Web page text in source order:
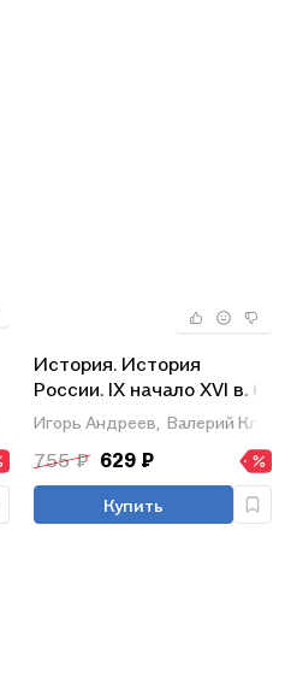
История. История
России. IX начало XVI в. 6
класс. Рабочая тетрадь с
цифровым помощником.
Учебное пособие
Игорь Андреев, Валерий
755 ₽ 629 ₽
Купить